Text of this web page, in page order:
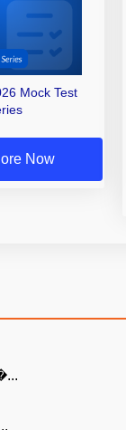
Mock Test
Now